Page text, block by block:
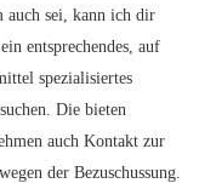
auch sei, kann ich dir
entsprechendes, auf
spezialisiertes
Die bieten
auch Kontakt zur
der Bezuschussung.